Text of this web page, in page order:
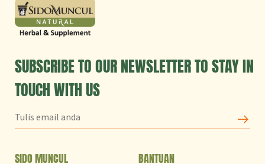
SUBSCRIBE TO OUR NEWSLETTER TO STAY IN
TOUCH WITH US
SIDO MUNCUL BANTUAN